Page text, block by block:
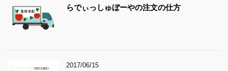
らでぃっしゅぼーやの注文の仕方
2017/06/15